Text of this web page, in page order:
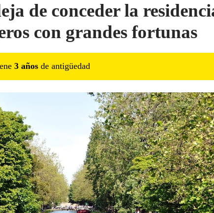
de conceder la
con grandes fortunas
3 años de antigüedad